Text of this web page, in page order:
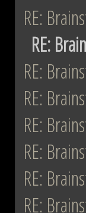
RE:
RE:
RE:
RE:
RE:
RE:
RE:
RE: